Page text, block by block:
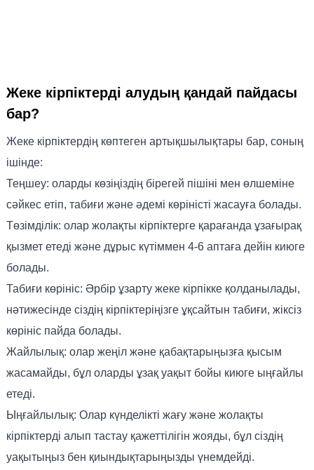
Жеке кірпіктерді алудың қандай пайдасы
бар?
Жеке кірпіктердің көптеген артықшылықтары бар, соның
ішінде:
Теңшеу: оларды көзіңіздің бірегей пішіні мен өлшеміне
сәйкес етіп, табиғи және әдемі көріністі жасауға болады.
Төзімділік: олар жолақты кірпіктерге қарағанда ұзағырақ
қызмет етеді және дұрыс күтіммен 4-6 аптаға дейін киюге
болады.
Табиғи көрініс: Әрбір ұзарту жеке кірпікке қолданылады,
нәтижесінде сіздің кірпіктеріңізге ұқсайтын табиғи, жіксіз
көрініс пайда болады.
Жайлылық: олар жеңіл және қабақтарыңызға қысым
жасамайды, бұл оларды ұзақ уақыт бойы киюге ыңғайлы
етеді.
Ыңғайлылық: Олар күнделікті жағу және жолақты
кірпіктерді алып тастау қажеттілігін жояды, бұл сіздің
уақытыңыз бен қиындықтарыңызды үнемдейді.